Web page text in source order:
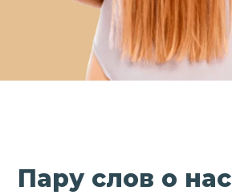
Пару слов о нас